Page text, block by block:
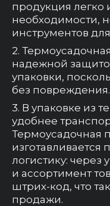
продукция легко
необходимости,
инструментов
надежной
упаковки,
без повреждения.
В упаковке из
удобнее
Термоусадочная
изготавливается
логистику: через
и ассортимент
штрих-код, что
продажи.